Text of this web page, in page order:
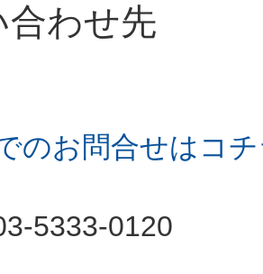
合わせ先
のお問合せはコ
5333-0120